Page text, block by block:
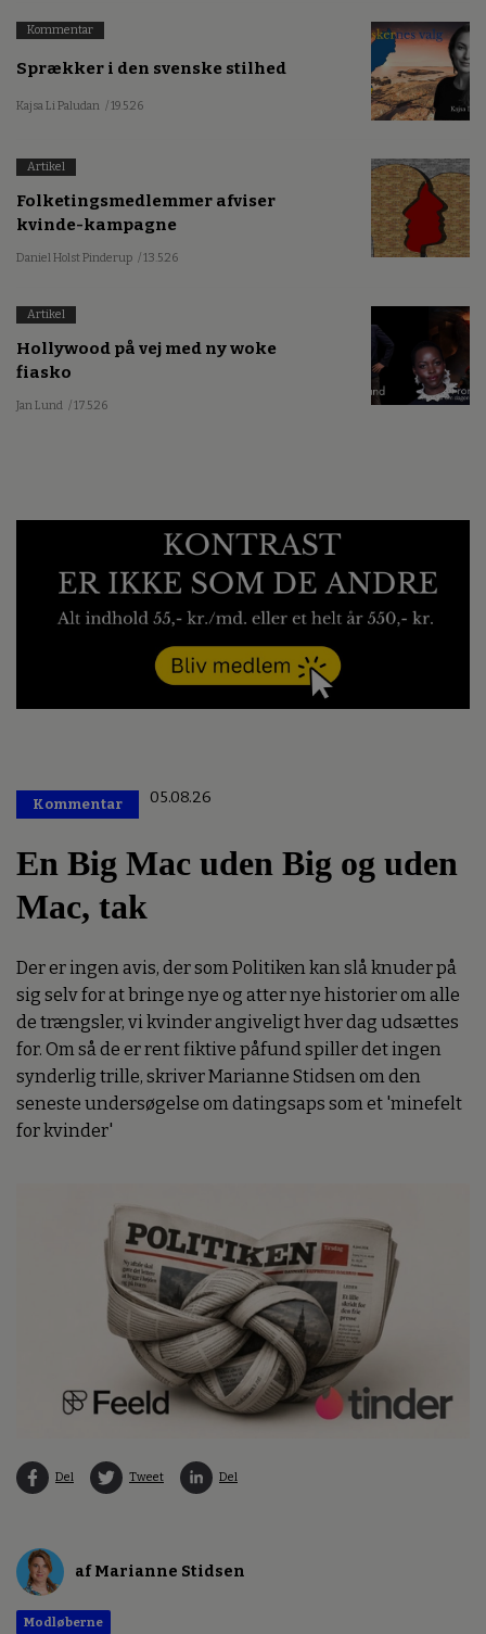
Kommentar
Sprækker i den svenske stilhed
Kajsa Li Paludan / 19.5.26
Artikel
Folketingsmedlemmer afviser
kvinde-kampagne
Daniel Holst Pinderup / 13.5.26
Artikel
Hollywood på vej med ny woke
fiasko
Jan Lund / 17.5.26
Kommentar 05.08.26
En Big Mac uden Big og uden
Mac, tak
Der er ingen avis, der som Politiken kan slå knuder på
sig selv for at bringe nye og atter nye historier om alle
de trængsler, vi kvinder angiveligt hver dag udsættes
for. Om så de er rent fiktive påfund spiller det ingen
synderlig trille, skriver Marianne Stidsen om den
seneste undersøgelse om datingsaps som et 'minefelt
for kvinder'
Del Tweet Del
af Marianne Stidsen
Modløberne